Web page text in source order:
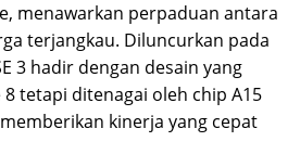
menawarkan perpaduan antara
terjangkau. Diluncurkan pada
3 hadir dengan desain yang
tetapi ditenagai oleh chip A15
kinerja yang cepat